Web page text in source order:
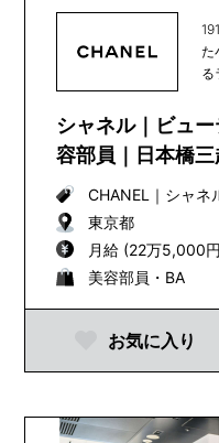
た
る
シャネル｜ビュ
容部員｜日本橋
CHANEL ｜ シャネ
東京都
月給 (22万5,000
美容部員・BA
お気に入り